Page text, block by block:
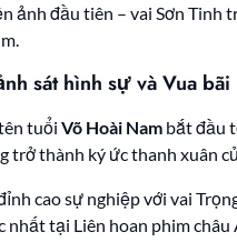
ảnh đầu tiên – vai Sơn Tinh
sát hình sự và Vua bãi
tuổi Võ Hoài Nam bắt đầu
trở thành ký ức thanh xuân
cao sự nghiệp với vai
tại Liên hoan phim